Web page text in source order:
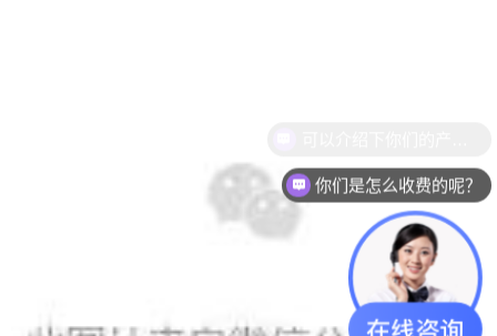
你们是怎么收费的呢？